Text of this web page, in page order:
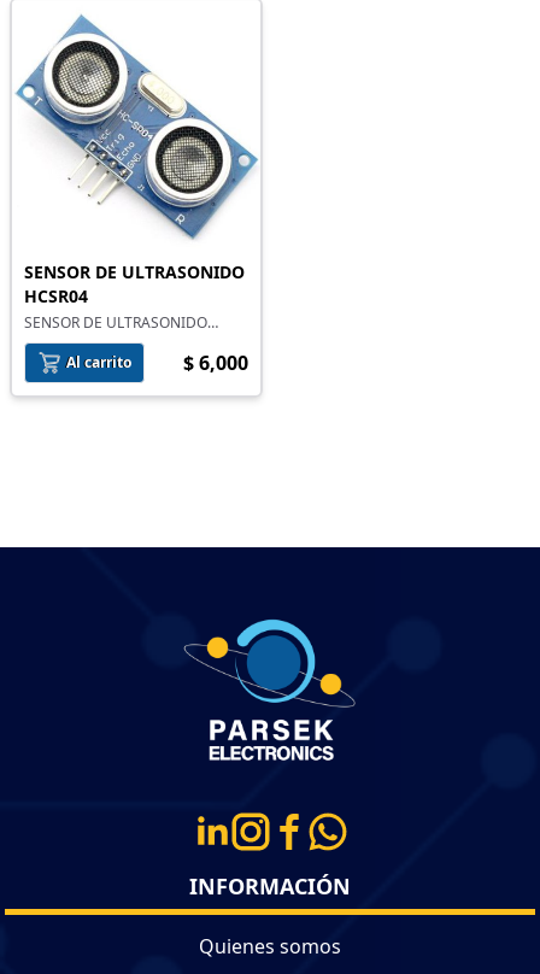
SENSOR DE ULTRASONIDO
HCSR04
SENSOR DE ULTRASONIDO
HCSR04 (2 A 450CM)
Al carrito
$ 6,000
INFORMACIÓN
Quienes somos